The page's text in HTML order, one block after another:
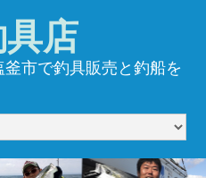
店
市で釣具販売と釣船を